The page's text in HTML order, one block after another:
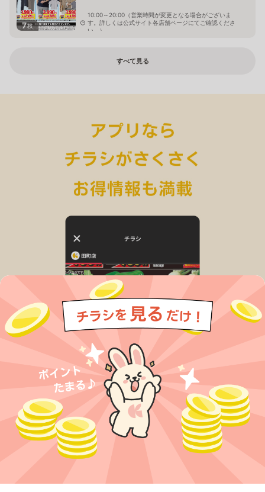
7枚
10:00～20:00（営業時間が変更となる場合がございま
す。詳しくは公式サイト各店舗ページにてご確認くださ
い。）
すべて見る